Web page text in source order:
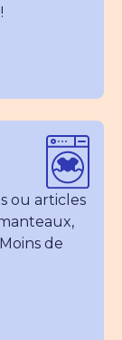
ou articles
de